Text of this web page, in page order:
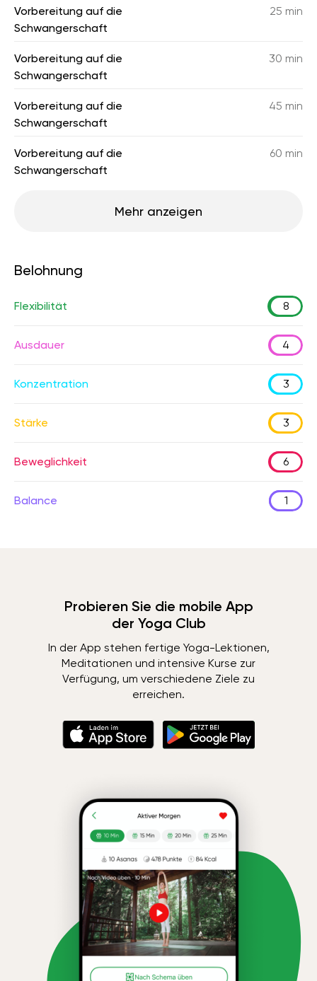
Vorbereitung auf die
Schwangerschaft
25 min
Vorbereitung auf die
Schwangerschaft
30 min
Vorbereitung auf die
Schwangerschaft
45 min
Vorbereitung auf die
Schwangerschaft
60 min
Mehr anzeigen
Belohnung
Flexibilität 8
Ausdauer 4
Konzentration 3
Stärke 3
Beweglichkeit 6
Balance 1
Probieren Sie die mobile App
der Yoga Club
In der App stehen fertige Yoga-Lektionen,
Meditationen und intensive Kurse zur
Verfügung, um verschiedene Ziele zu
erreichen.